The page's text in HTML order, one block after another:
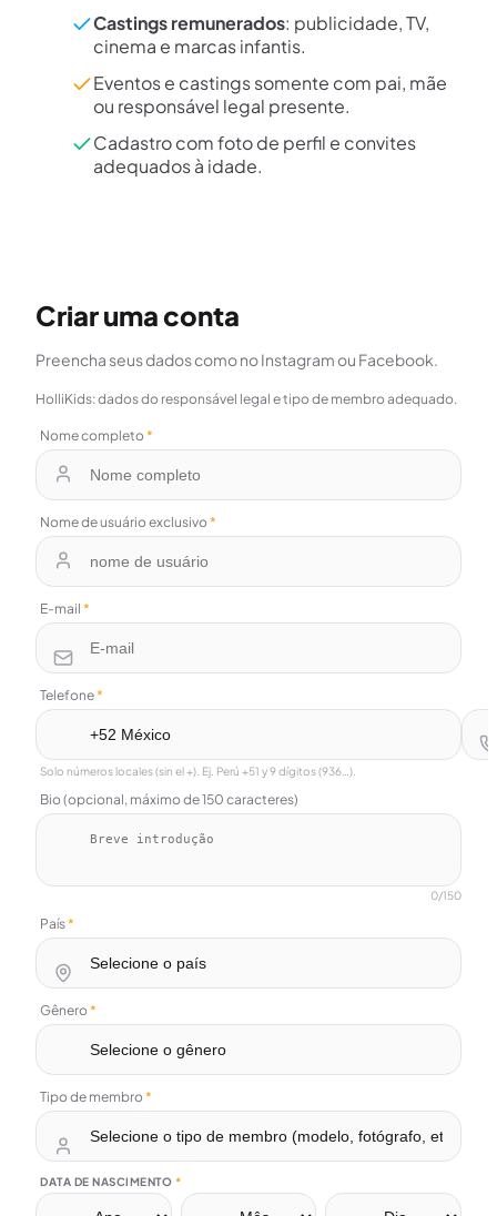
Castings remunerados: publicidade, TV,
cinema e marcas infantis.
Eventos e castings somente com pai, mãe
ou responsável legal presente.
Cadastro com foto de perfil e convites
adequados à idade.
Criar uma conta
Preencha seus dados como no Instagram ou Facebook.
HolliKids: dados do responsável legal e tipo de membro adequado.
Nome completo *
Nome de usuário exclusivo *
E-mail *
Telefone*
Solo números locales (sin el +). Ej. Perú +51 y 9 dígitos (936…).
Bio (opcional, máximo de 150 caracteres)
0/150
País*
Gênero *
Tipo de membro *
DATA DE NASCIMENTO *